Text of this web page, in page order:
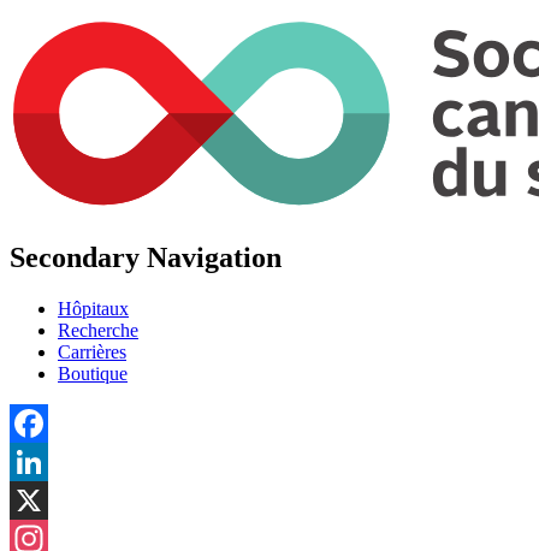
Secondary Navigation
Hôpitaux
Recherche
Carrières
Boutique
Facebook
LinkedIn
X